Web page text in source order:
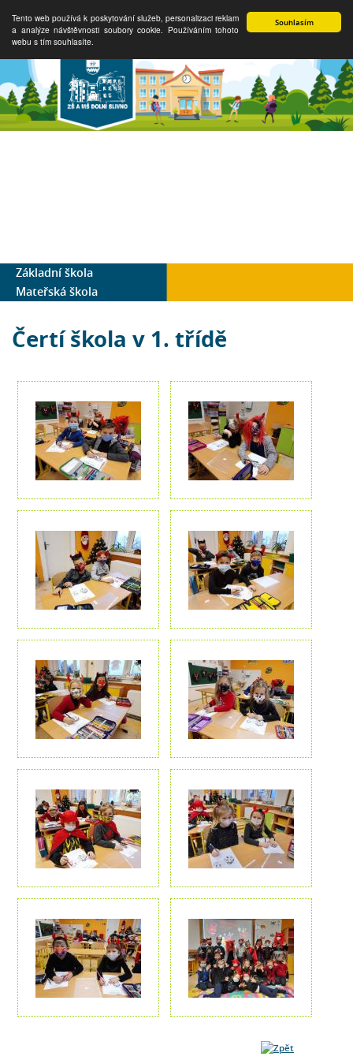
Souhlasím
Tento web používá k poskytování služeb, personalizaci reklam
a analýze návštěvnosti soubory cookie. Používáním tohoto
webu s tím souhlasíte.
Základní škola
Mateřská škola
Čertí škola v 1. třídě